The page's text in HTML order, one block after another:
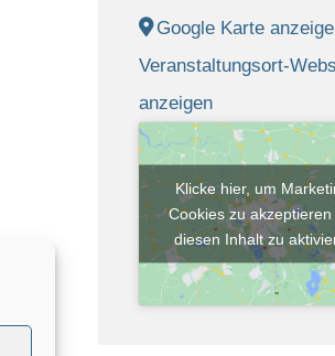
Google Karte
Veranstaltungsort-
anzeigen
Klicke hier, um
Cookies zu akzeptieren
diesen Inhalt zu